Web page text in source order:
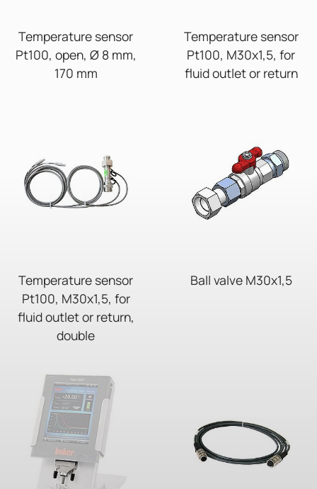
Temperature sensor
Pt100, open, Ø 8 mm,
170 mm
Temperature sensor
Pt100, M30x1,5, for
fluid outlet or return
Temperature sensor
Pt100, M30x1,5, for
fluid outlet or return,
double
Ball valve M30x1,5